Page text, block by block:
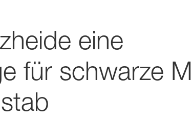
eine
für schwarze